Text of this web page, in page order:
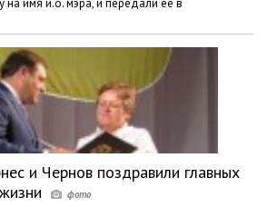
на имя и.о. мэра, и передали ее в
и Чернов поздравили главных